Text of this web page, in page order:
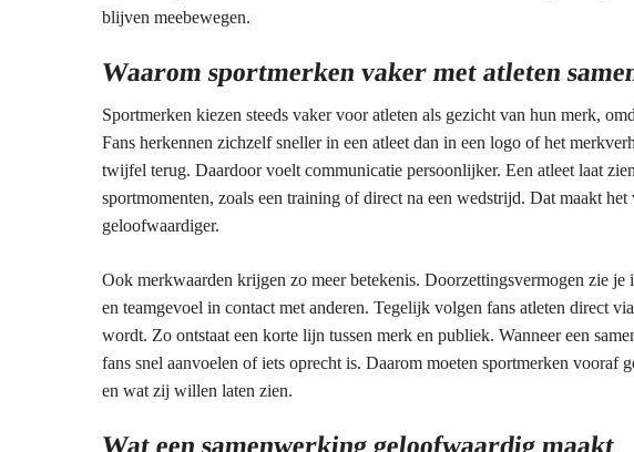
blijven meebewegen.
Waarom sportmerken vaker met atleten
Sportmerken kiezen steeds vaker voor atleten als gezicht van hun merk,
Fans herkennen zichzelf sneller in een atleet dan in een logo of het
twijfel terug. Daardoor voelt communicatie persoonlijker. Een atleet laat
sportmomenten, zoals een training of direct na een wedstrijd. Dat maakt
geloofwaardiger.
Ook merkwaarden krijgen zo meer betekenis. Doorzettingsvermogen zie
en teamgevoel in contact met anderen. Tegelijk volgen fans atleten direct
wordt. Zo ontstaat een korte lijn tussen merk en publiek. Wanneer een
fans snel aanvoelen of iets oprecht is. Daarom moeten sportmerken vooraf
en wat zij willen laten zien.
Wat een samenwerking geloofwaardig maakt